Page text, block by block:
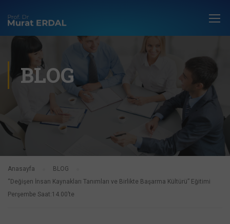
BLOG
Anasayfa
BLOG
“Değişen İnsan Kaynakları Tanımları ve Birlikte Başarma Kültürü” Eğitimi
Perşembe Saat:14.00’te